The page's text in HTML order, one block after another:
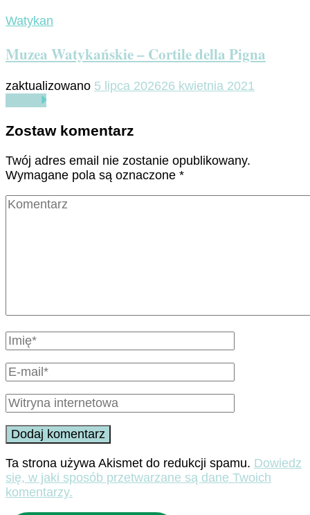
Watykan
Muzea Watykańskie – Cortile della Pigna
zaktualizowano 5 lipca 202626 kwietnia 2021
Zostaw komentarz
Twój adres email nie zostanie opublikowany.
Wymagane pola są oznaczone *
Ta strona używa Akismet do redukcji spamu. Dowiedz
się, w jaki sposób przetwarzane są dane Twoich
komentarzy.